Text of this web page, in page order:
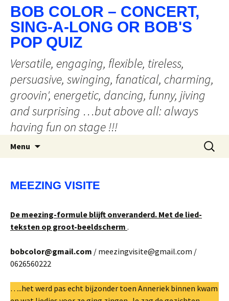
BOB COLOR – CONCERT,
SING-A-LONG OR BOB'S
POP QUIZ
Versatile, engaging, flexible, tireless,
persuasive, swinging, fanatical, charming,
groovin', energetic, dancing, funny, jiving
and surprising …but above all: always
having fun on stage !!!
Menu
Zoeken
naar:
MEEZING VISITE
De meezing-formule blijft onveranderd. Met de lied-
teksten op groot-beeldscherm .
bobcolor@gmail.com / meezingvisite@gmail.com /
0626560222
…..het werd pas echt bijzonder toen Anneriek binnen kwam